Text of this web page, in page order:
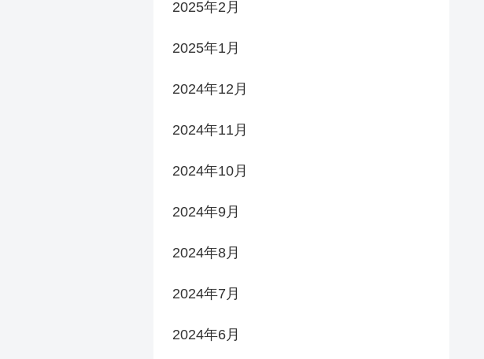
2025年2月
2025年1月
2024年12月
2024年11月
2024年10月
2024年9月
2024年8月
2024年7月
2024年6月